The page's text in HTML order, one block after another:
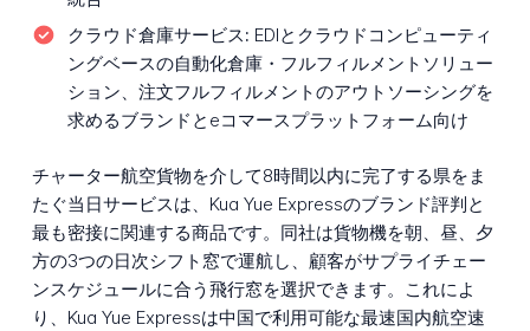
クラウド倉庫サービス: EDIとクラウドコンピューティ
ングベースの自動化倉庫・フルフィルメントソリュー
ション、注文フルフィルメントのアウトソーシングを
求めるブランドとeコマースプラットフォーム向け
チャーター航空貨物を介して8時間以内に完了する県をま
たぐ当日サービスは、Kua Yue Expressのブランド評判と
最も密接に関連する商品です。同社は貨物機を朝、昼、夕
方の3つの日次シフト窓で運航し、顧客がサプライチェー
ンスケジュールに合う飛行窓を選択できます。これによ
り、Kua Yue Expressは中国で利用可能な最速国内航空速